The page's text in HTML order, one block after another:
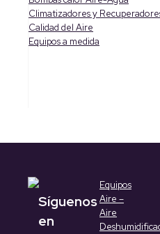
windowwindow
Climatizadores y
Calidad del Aire
Equipos a medida
Síguenos
en
Equipos
Aire –
Aire